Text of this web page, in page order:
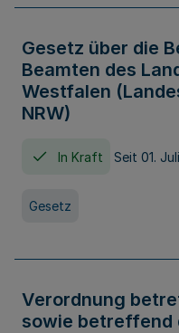
Gesetz über die
Beamten des
Westfalen
NRW)
In Kraft Seit 01.
Gesetz
Verordnung
sowie betreffend